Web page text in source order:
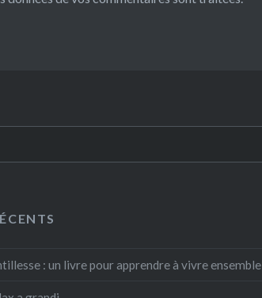
: un livre pour apprendre à vivre ensemble